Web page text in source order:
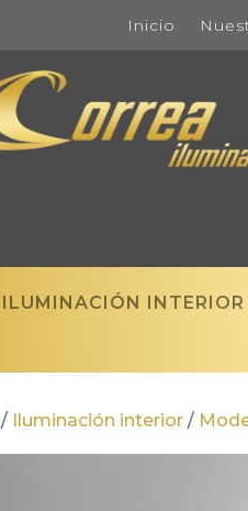
Inicio
ILUMINACIÓN INTERIOR
/ Iluminación interior /